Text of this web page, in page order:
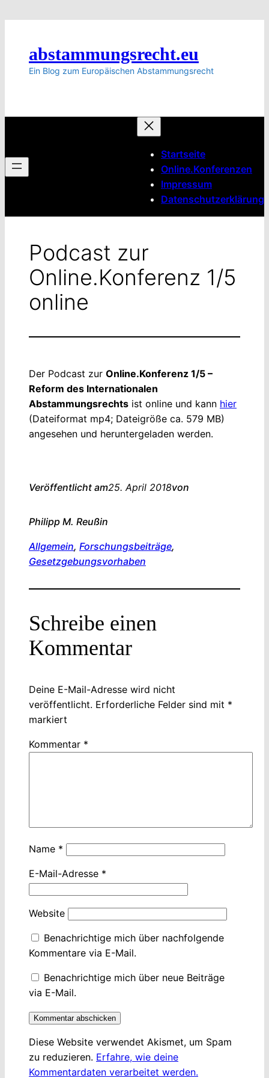
abstammungsrecht.eu
Ein Blog zum Europäischen Abstammungsrecht
Startseite
Online.Konferenzen
Impressum
Datenschutzerklärung
Podcast zur
Online.Konferenz 1/5
online
Der Podcast zur Online.Konferenz 1/5 –
Reform des Internationalen
Abstammungsrechts ist online und kann hier
(Dateiformat mp4; Dateigröße ca. 579 MB)
angesehen und heruntergeladen werden.
Veröffentlicht am25. April 2018von
Philipp M. Reußin
Allgemein, Forschungsbeiträge
Gesetzgebungsvorhaben
Schreibe einen
Kommentar
Deine E-Mail-Adresse wird nicht
veröffentlicht. Erforderliche Felder sind mit *
markiert
Kommentar *
Name *
E-Mail-Adresse *
Website
Benachrichtige mich über nachfolgende
Kommentare via E-Mail.
Benachrichtige mich über neue Beiträge
via E-Mail.
Diese Website verwendet Akismet, um Spam
zu reduzieren. Erfahre, wie deine
Kommentardaten verarbeitet werden.